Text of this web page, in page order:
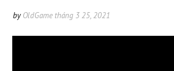
by OldGame tháng 3 25, 2021